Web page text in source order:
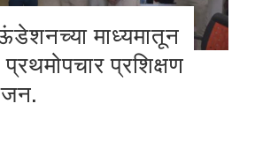
माध्यमातून
प्रशिक्षण